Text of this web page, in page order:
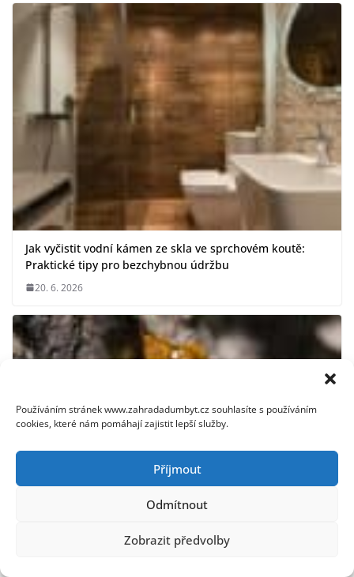
Používáním stránek www.zahradadumbyt.cz souhlasíte s používáním
cookies, které nám pomáhají zajistit lepší služby.
Příjmout
Odmítnout
Zobrazit předvolby
Jak vyčistit vodní kámen ze skla ve sprchovém koutě:
Praktické tipy pro bezchybnou údržbu
20. 6. 2026